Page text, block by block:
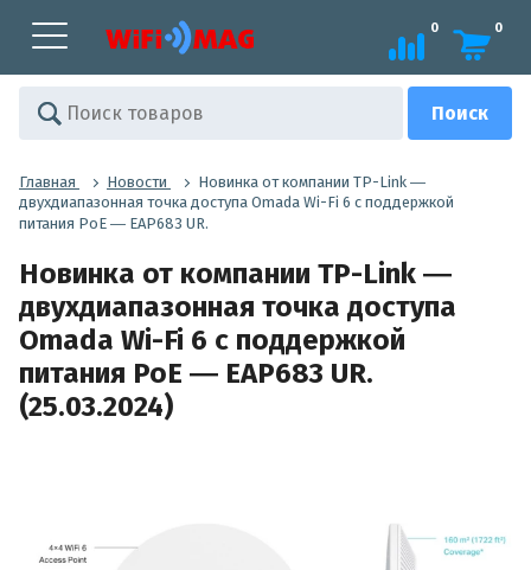
0 0
Главная Новости
Новинка от компании TP-Link ―
двухдиапазонная точка доступа Omada Wi-Fi 6 с поддержкой
питания PoE ― EAP683 UR.
Новинка от компании TP-Link ―
двухдиапазонная точка доступа
Omada Wi-Fi 6 с поддержкой
питания PoE ― EAP683 UR.
(25.03.2024)